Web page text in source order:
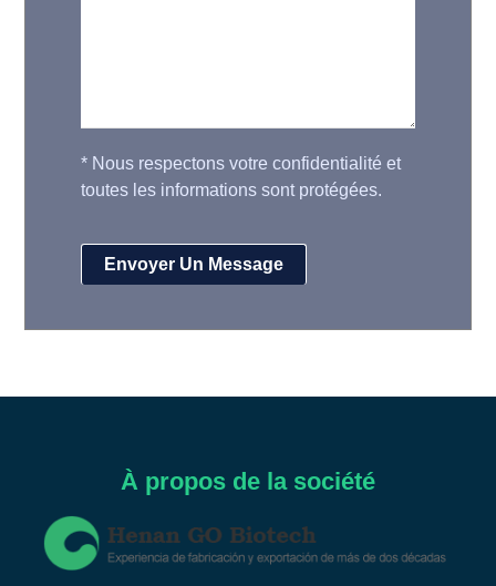
* Nous respectons votre confidentialité et
toutes les informations sont protégées.
À propos de la société